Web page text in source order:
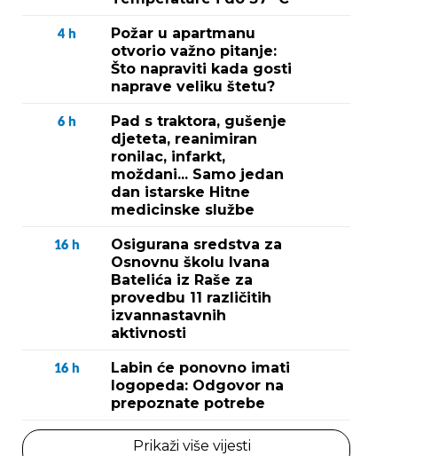
4 h
Požar u apartmanu
otvorio važno pitanje:
Što napraviti kada gosti
naprave veliku štetu?
6 h
Pad s traktora, gušenje
djeteta, reanimiran
ronilac, infarkt,
moždani... Samo jedan
dan istarske Hitne
medicinske službe
16 h
Osigurana sredstva za
Osnovnu školu Ivana
Batelića iz Raše za
provedbu 11 različitih
izvannastavnih
aktivnosti
16 h
Labin će ponovno imati
logopeda: Odgovor na
prepoznate potrebe
Prikaži više vijesti